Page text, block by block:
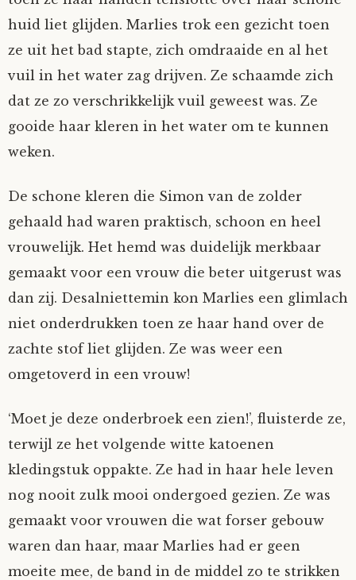
Bill-A-Cook
Björn
Diderod
Faith
Fioontje
Gralin
Jack
Johanna
Juliette Stark
Kersje
Bill
huid liet glijden. Marlies trok een gezicht toen
ze uit het bad stapte, zich omdraaide en al het
vuil in het water zag drijven. Ze schaamde zich
dat ze zo verschrikkelijk vuil geweest was. Ze
gooide haar kleren in het water om te kunnen
weken.
De schone kleren die Simon van de zolder
gehaald had waren praktisch, schoon en heel
vrouwelijk. Het hemd was duidelijk merkbaar
gemaakt voor een vrouw die beter uitgerust was
dan zij. Desalniettemin kon Marlies een glimlach
niet onderdrukken toen ze haar hand over de
zachte stof liet glijden. Ze was weer een
omgetoverd in een vrouw!
‘Moet je deze onderbroek een zien!’, fluisterde ze,
terwijl ze het volgende witte katoenen
kledingstuk oppakte. Ze had in haar hele leven
nog nooit zulk mooi ondergoed gezien. Ze was
gemaakt voor vrouwen die wat forser gebouw
waren dan haar, maar Marlies had er geen
moeite mee, de band in de middel zo te strikken